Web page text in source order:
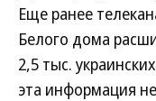
Еще ранее
Белого дома
2,5 тыс.
эта информация